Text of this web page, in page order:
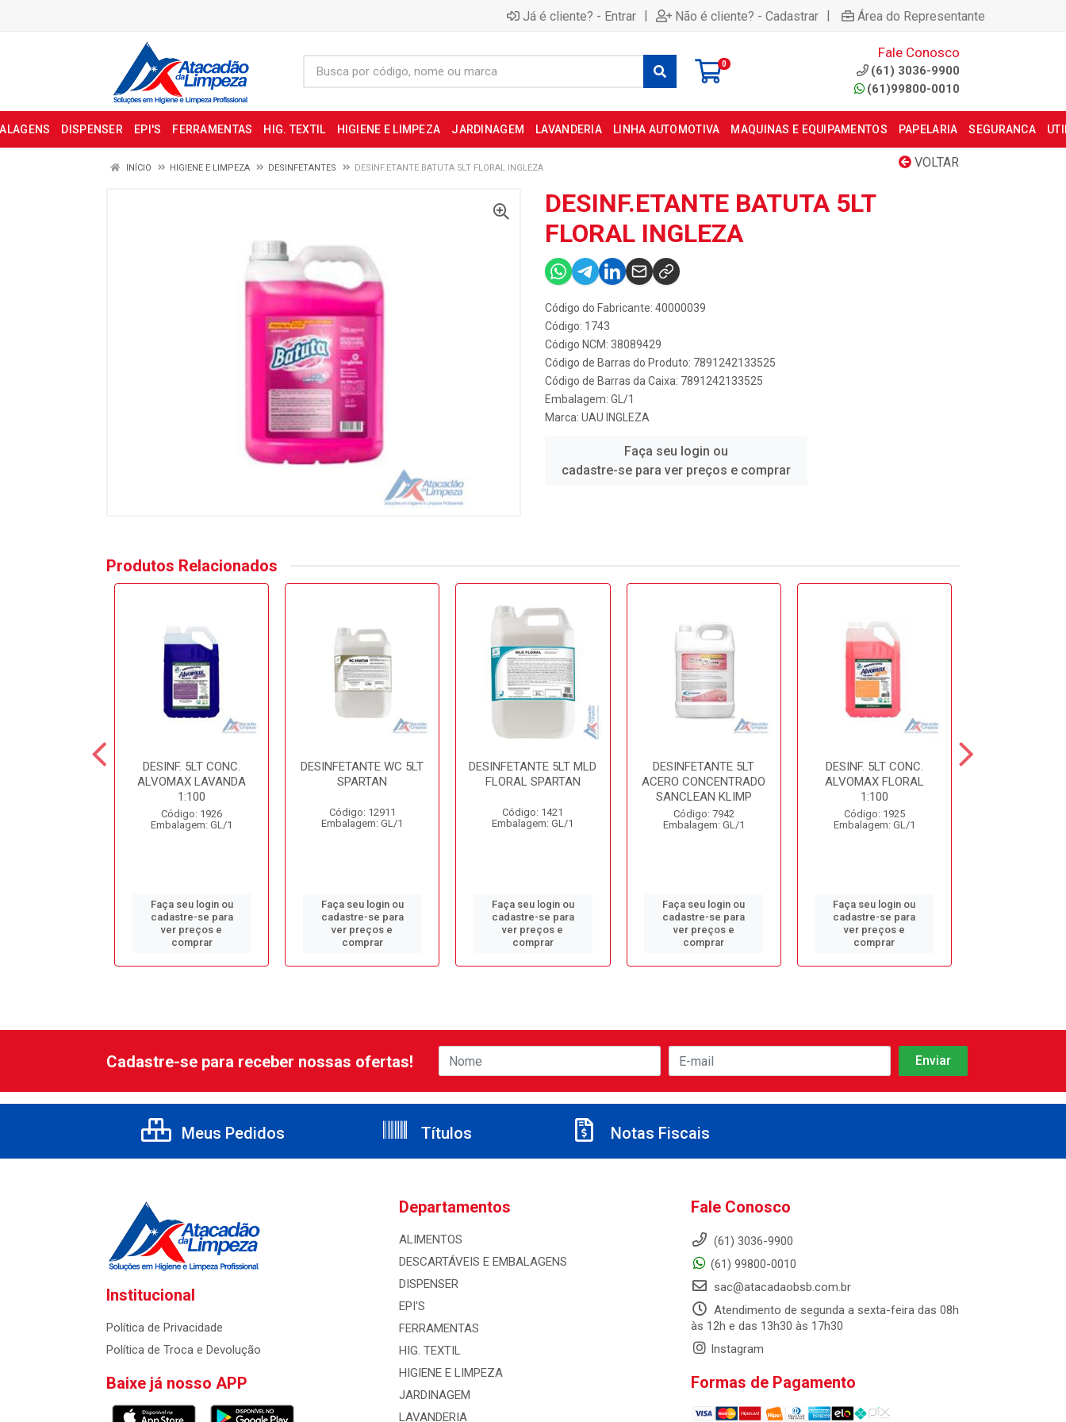
Já é cliente? - Entrar | Não é cliente? - Cadastrar | Área do Representante
0
Fale Conosco
(61) 3036-9900
(61)99800-0010
DISPENSER EPI'S FERRAMENTAS HIG. TEXTIL HIGIENE E LIMPEZA JARDINAGEM LAVANDERIA LINHA AUTOMOTIVA MAQUINAS E EQUIPAMENTOS PAPELARIA SEGURANCA
VOLTAR
INÍCIO HIGIENE E LIMPEZA DESINFETANTES DESINF.ETANTE BATUTA 5LT FLORAL INGLEZA
DESINF.ETANTE BATUTA 5LT
FLORAL INGLEZA
Código do Fabricante: 40000039
Código: 1743
Código NCM: 38089429
Código de Barras do Produto: 7891242133525
Código de Barras da Caixa: 7891242133525
Embalagem: GL/1
Marca: UAU INGLEZA
Faça seu login ou
cadastre-se para ver preços e comprar
Produtos Relacionados
DESINF. 5LT CONC.
ALVOMAX LAVANDA
1:100
Código: 1926
Embalagem: GL/1
Faça seu login ou
cadastre-se para
ver preços e
comprar
DESINFETANTE WC 5LT
SPARTAN
Código: 12911
Embalagem: GL/1
Faça seu login ou
cadastre-se para
ver preços e
comprar
DESINFETANTE 5LT MLD
FLORAL SPARTAN
Código: 1421
Embalagem: GL/1
Faça seu login ou
cadastre-se para
ver preços e
comprar
DESINFETANTE 5LT
ACERO CONCENTRADO
SANCLEAN KLIMP
Código: 7942
Embalagem: GL/1
Faça seu login ou
cadastre-se para
ver preços e
comprar
DESINF. 5LT CONC.
ALVOMAX FLORAL
1:100
Código: 1925
Embalagem: GL/1
Faça seu login ou
cadastre-se para
ver preços e
comprar
Cadastre-se para receber nossas ofertas!
Meus Pedidos Títulos Notas Fiscais
Institucional
Política de Privacidade
Política de Troca e Devolução
Baixe já nosso APP
Departamentos
ALIMENTOS
DESCARTÁVEIS E EMBALAGENS
DISPENSER
EPI'S
FERRAMENTAS
HIG. TEXTIL
HIGIENE E LIMPEZA
JARDINAGEM
LAVANDERIA
Fale Conosco
(61) 3036-9900
(61) 99800-0010
sac@atacadaobsb.com.br
Atendimento de segunda a sexta-feira das 08h
às 12h e das 13h30 às 17h30
Instagram
Formas de Pagamento